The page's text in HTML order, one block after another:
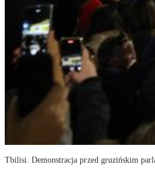
Tbilisi. Demonstracja przed gruzińskim